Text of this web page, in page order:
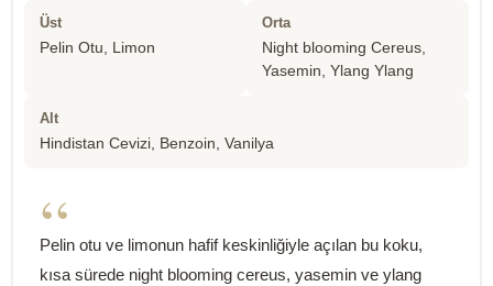
Üst
Pelin Otu, Limon
Orta
Night blooming Cereus,
Yasemin, Ylang Ylang
Alt
Hindistan Cevizi, Benzoin, Vanilya
“
Pelin otu ve limonun hafif keskinliğiyle açılan bu koku,
kısa sürede night blooming cereus, yasemin ve ylang